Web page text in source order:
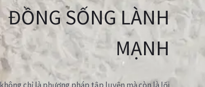
ĐỒNG SỐNG LÀNH
MẠNH